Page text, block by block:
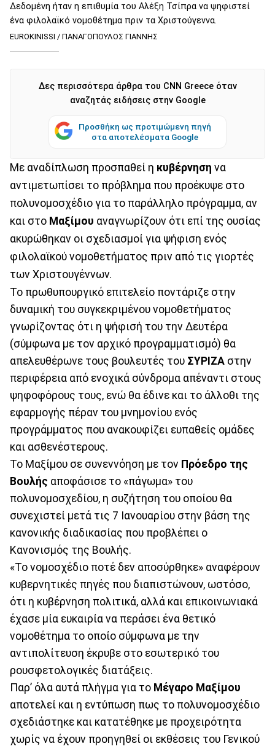
Δεδομένη ήταν η επιθυμία του Αλέξη Τσίπρα να ψηφιστεί
ένα φιλολαϊκό νομοθέτημα πριν τα Χριστούγεννα.
EUROKINISSI / ΠΑΝΑΓΟΠΟΥΛΟΣ ΓΙΑΝΝΗΣ
Δες περισσότερα άρθρα του CNN Greece όταν
αναζητάς ειδήσεις στην Google
Προσθήκη ως προτιμώμενη πηγή
στα αποτελέσματα Google
Με αναδίπλωση προσπαθεί η κυβέρνηση να
αντιμετωπίσει το πρόβλημα που προέκυψε στο
πολυνομοσχέδιο για το παράλληλο πρόγραμμα, αν
και στο Μαξίμου αναγνωρίζουν ότι επί της ουσίας
ακυρώθηκαν οι σχεδιασμοί για ψήφιση ενός
φιλολαϊκού νομοθετήματος πριν από τις γιορτές
των Χριστουγέννων.
Το πρωθυπουργικό επιτελείο ποντάριζε στην
δυναμική του συγκεκριμένου νομοθετήματος
γνωρίζοντας ότι η ψήφισή του την Δευτέρα
(σύμφωνα με τον αρχικό προγραμματισμό) θα
απελευθέρωνε τους βουλευτές του ΣΥΡΙΖΑ στην
περιφέρεια από ενοχικά σύνδρομα απέναντι στους
ψηφοφόρους τους, ενώ θα έδινε και το άλλοθι της
εφαρμογής πέραν του μνημονίου ενός
προγράμματος που ανακουφίζει ευπαθείς ομάδες
και ασθενέστερους.
Το Μαξίμου σε συνεννόηση με τον Πρόεδρο της
Βουλής αποφάσισε το «πάγωμα» του
πολυνομοσχεδίου, η συζήτηση του οποίου θα
συνεχιστεί μετά τις 7 Ιανουαρίου στην βάση της
κανονικής διαδικασίας που προβλέπει ο
Κανονισμός της Βουλής.
«Το νομοσχέδιο ποτέ δεν αποσύρθηκε» αναφέρουν
κυβερνητικές πηγές που διαπιστώνουν, ωστόσο,
ότι η κυβέρνηση πολιτικά, αλλά και επικοινωνιακά
έχασε μία ευκαιρία να περάσει ένα θετικό
νομοθέτημα το οποίο σύμφωνα με την
αντιπολίτευση έκρυβε στο εσωτερικό του
ρουσφετολογικές διατάξεις.
Παρ’ όλα αυτά πλήγμα για το Μέγαρο Μαξίμου
αποτελεί και η εντύπωση πως το πολυνομοσχέδιο
σχεδιάστηκε και κατατέθηκε με προχειρότητα
χωρίς να έχουν προηγηθεί οι εκθέσεις του Γενικού